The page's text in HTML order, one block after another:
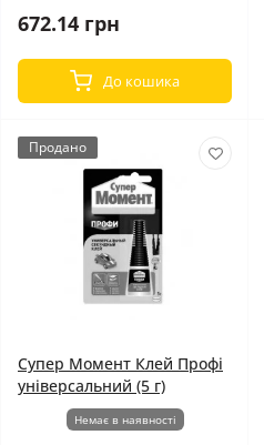
672.14 грн
До кошика
Продано
Супер Момент Клей Профі
універсальний (5 г)
Немає в наявності